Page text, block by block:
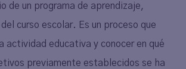
de un programa de aprendizaje,
curso escolar. Es un proceso que
actividad educativa y conocer en qué
previamente establecidos se ha